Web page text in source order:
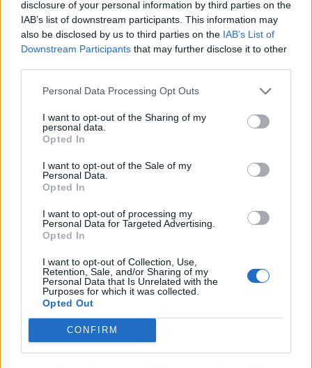
disclosure of your personal information by third parties on the
IAB’s list of downstream participants. This information may
also be disclosed by us to third parties on the IAB’s List of
Downstream Participants that may further disclose it to other
Personal Data Processing Opt Outs
I want to opt-out of the Sharing of my
personal data.
Opted In
I want to opt-out of the Sale of my
Personal Data.
Opted In
I want to opt-out of processing my
Personal Data for Targeted Advertising.
Opted In
I want to opt-out of Collection, Use,
Retention, Sale, and/or Sharing of my
Personal Data that Is Unrelated with the
Purposes for which it was collected.
Opted Out
CONFIRM